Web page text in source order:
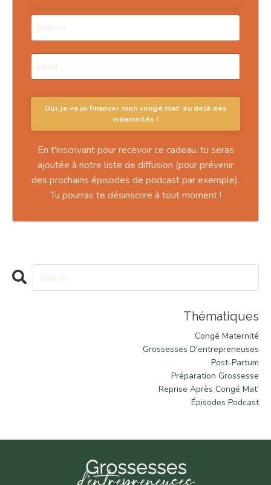
Designpar Solène Pignet
En t'inscrivant pour recevoir ce cadeau, tu seras
ajoutée à notre liste de diffusion (pour prévenir
des prochains épisodes de podcast par exemple).
Tu pourras te désinscrire à tout moment !
Thématiques
Congé Maternité
Grossesses D'entrepreneuses
Post-Partum
Préparation Grossesse
Reprise Après Congé Mat'
Épisodes Podcast